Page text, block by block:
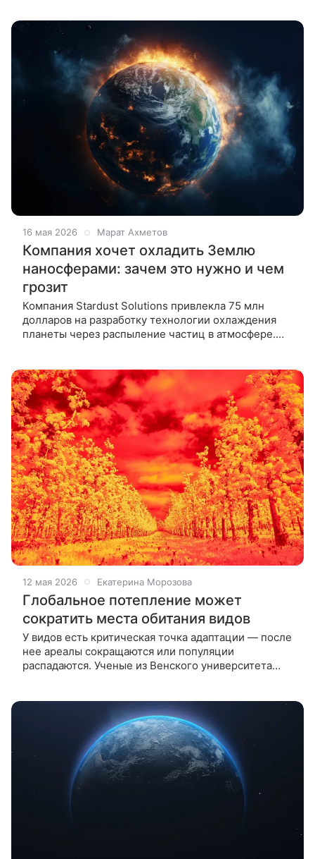
16 мая 2026 Марат Ахметов
Компания хочет охладить Землю
наносферами: зачем это нужно и чем
грозит
Компания Stardust Solutions привлекла 75 млн
долларов на разработку технологии охлаждения
планеты через распыление частиц в атмосфере.
12 мая 2026 Екатерина Морозова
Глобальное потепление может
сократить места обитания видов
У видов есть критическая точка адаптации — после
нее ареалы сокращаются или популяции
распадаются. Ученые из Венского университета